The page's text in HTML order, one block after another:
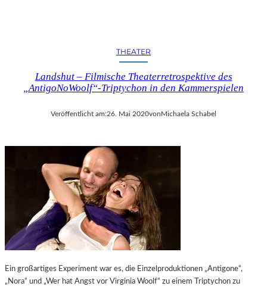
THEATER
Landshut – Filmische Theaterretrospektive des
„AntigoNoWoolf“-Triptychon in den Kammerspielen
Veröffentlicht am:26. Mai 2020von Michaela Schabel
Ein großartiges Experiment war es, die Einzelproduktionen „Antigone“,
„Nora“ und „Wer hat Angst vor Virginia Woolf“ zu einem Triptychon zu